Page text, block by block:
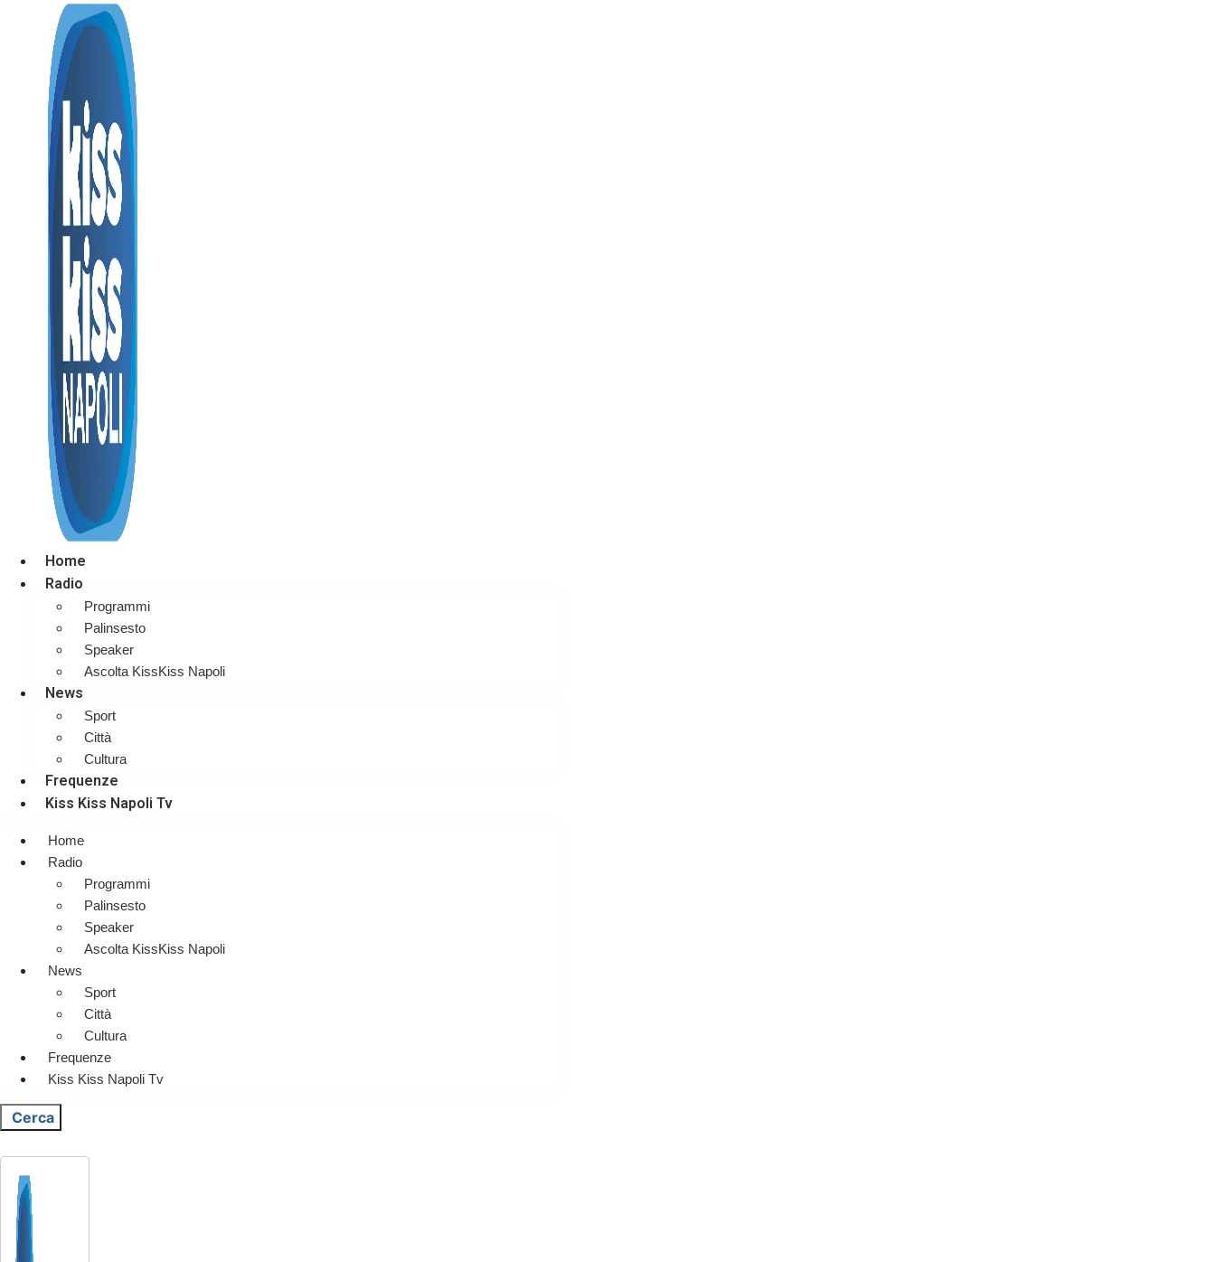
Home
Radio
Programmi
Palinsesto
Speaker
Ascolta KissKiss Napoli
News
Sport
Città
Cultura
Frequenze
Kiss Kiss Napoli Tv
Home
Radio
Programmi
Palinsesto
Speaker
Ascolta KissKiss Napoli
News
Sport
Città
Cultura
Frequenze
Kiss Kiss Napoli Tv
Cerca